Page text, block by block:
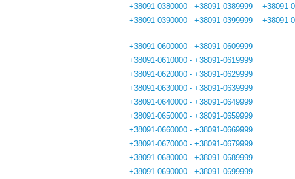
+38091-0380000 - +38091-0389999
+38091-0390000 - +38091-0399999
+38091-
+38091-
+38091-0600000 - +38091-0609999
+38091-0610000 - +38091-0619999
+38091-0620000 - +38091-0629999
+38091-0630000 - +38091-0639999
+38091-0640000 - +38091-0649999
+38091-0650000 - +38091-0659999
+38091-0660000 - +38091-0669999
+38091-0670000 - +38091-0679999
+38091-0680000 - +38091-0689999
+38091-0690000 - +38091-0699999